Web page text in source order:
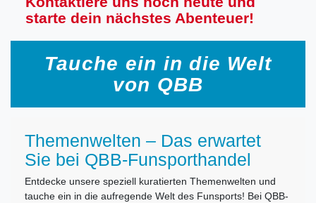
starte dein nächstes Abenteuer!
Tauche ein in die Welt
von QBB
Themenwelten – Das erwartet
Sie bei QBB-Funsporthandel
Entdecke unsere speziell kuratierten Themenwelten und
tauche ein in die aufregende Welt des Funsports! Bei QBB-